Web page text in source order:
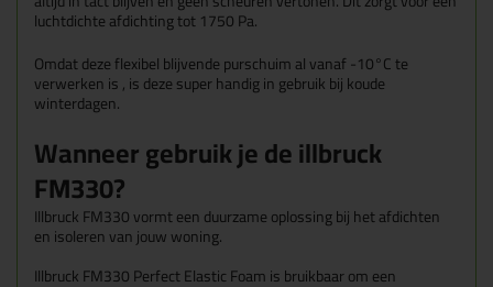
luchtdichte afdichting tot 1750 Pa.
Omdat deze flexibel blijvende purschuim al vanaf -10°C te
verwerken is , is deze super handig in gebruik bij koude
winterdagen.
Wanneer gebruik je de illbruck
FM330?
Illbruck FM330 vormt een duurzame oplossing bij het afdichten
en isoleren van jouw woning.
Illbruck FM330 Perfect Elastic Foam is bruikbaar om een